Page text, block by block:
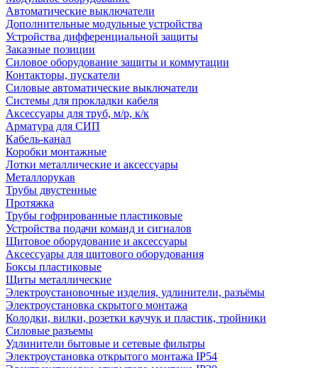
Автоматические выключатели
Дополнительные модульные устройства
Устройства дифференциальной защиты
Заказные позиции
Силовое оборудование защиты и коммутации
Контакторы, пускатели
Силовые автоматические выключатели
Системы для прокладки кабеля
Аксессуары для труб, м/р, к/к
Арматура для СИП
Кабель-канал
Коробки монтажные
Лотки металлические и аксессуары
Металлорукав
Трубы двустенные
Протяжка
Трубы гофрированные пластиковые
Устройства подачи команд и сигналов
Щитовое оборудование и аксессуары
Аксессуары для щитового оборудования
Боксы пластиковые
Щиты металлические
Электроустановочные изделия, удлинители, разъёмы
Электроустановка скрытого монтажа
Колодки, вилки, розетки каучук и пластик, тройники
Силовые разъемы
Удлинители бытовые и сетевые фильтры
Электроустановка открытого монтажа IP54